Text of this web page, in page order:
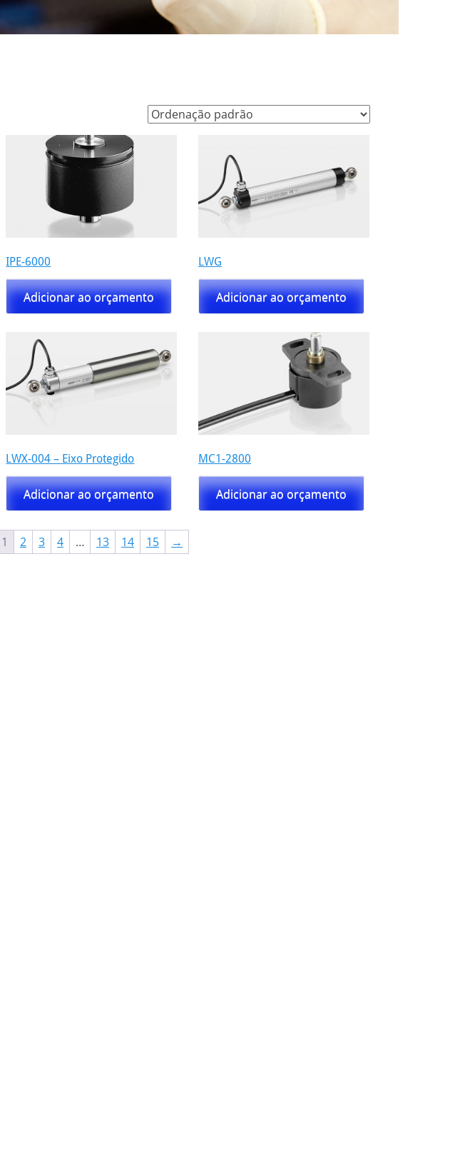
IPE-6000
Adicionar ao orçamento
LWG
Adicionar ao orçamento
LWX-004 – Eixo Protegido
Adicionar ao orçamento
MC1-2800
Adicionar ao orçamento
1 2 3 4 … 13 14 15 →